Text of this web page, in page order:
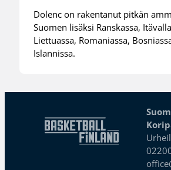
Dolenc on rakentanut pitkän
Suomen lisäksi Ranskassa,
Liettuassa, Romaniassa,
Islannissa.